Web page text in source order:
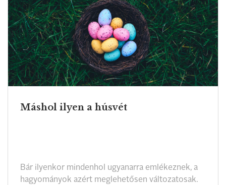
Máshol ilyen a húsvét
Bár ilyenkor mindenhol ugyanarra emlékeznek, a
hagyományok azért meglehetősen változatosak.